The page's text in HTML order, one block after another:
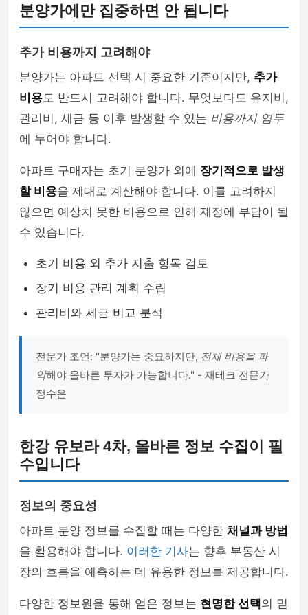
분양가에만 집중하면 안 됩니다
추가 비용까지 고려해야
분양가는 아파트 선택 시 중요한 기준이지만, 추가
비용도 반드시 고려해야 합니다. 무엇보다도 유지비,
관리비, 세금 등 이후 발생할 수 있는 비용까지 염두
에 두어야 합니다.
아파트 구매자는 초기 분양가 외에 장기적으로 발생
할 비용을 제대로 계산해야 합니다. 이를 고려하지
않으면 예상치 못한 비용으로 인해 재정에 부담이 될
수 있습니다.
초기 비용 외 추가 지출 항목 검토
장기 비용 관리 계획 수립
관리비와 세금 비교 분석
전문가 조언: "분양가는 중요하지만, 전체 비용을 파
악해야 올바른 투자가 가능합니다." - 재테크 전문가
정수은
한강 유보라 4차, 올바른 정보 수집이 필
수입니다
정보의 중요성
아파트 분양 정보를 수집할 때는 다양한 채널과 방법
을 활용해야 합니다. 이러한 기사는 향후 부동산 시
장의 흐름을 예측하는 데 유용한 정보를 제공합니다.
다양한 정보원을 통해 얻은 정보는 현명한 선택의 밑